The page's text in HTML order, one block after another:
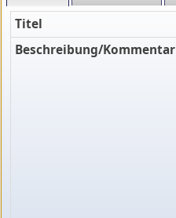
Titel
Beschreibung/Kommentar